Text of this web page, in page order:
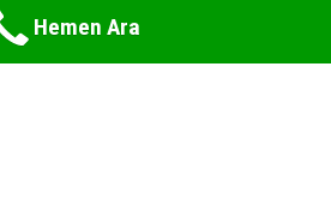
Hemen Ara